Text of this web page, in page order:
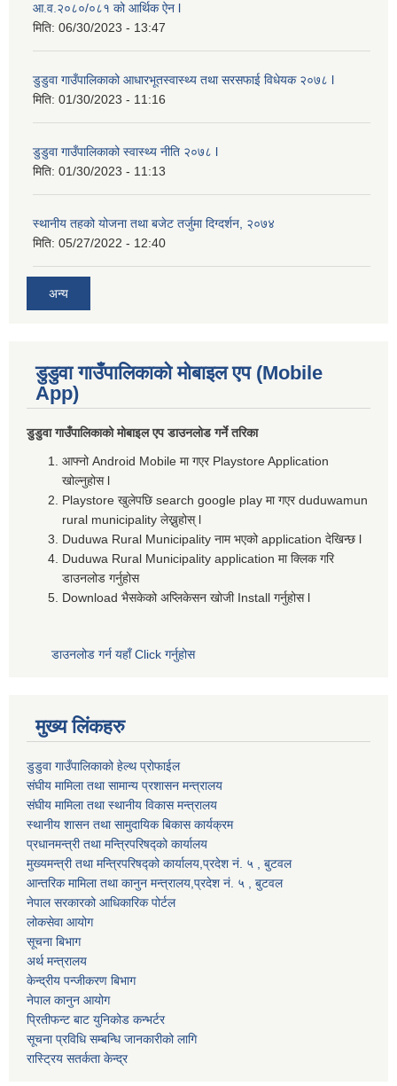
आ.व.२०८०/०८१ को आर्थिक ऐन l
मिति: 06/30/2023 - 13:47
डुडुवा गाउँपालिकाको आधारभूतस्वास्थ्य तथा सरसफाई विधेयक २०७८ l
मिति: 01/30/2023 - 11:16
डुडुवा गाउँपालिकाको स्वास्थ्य नीति २०७८ l
मिति: 01/30/2023 - 11:13
स्थानीय तहको योजना तथा बजेट तर्जुमा दिग्दर्शन, २०७४
मिति: 05/27/2022 - 12:40
अन्य
डुडुवा गाउँपालिकाको मोबाइल एप (Mobile
App)
डुडुवा गाउँपालिकाको मोबाइल एप डाउनलोड गर्ने तरिका
आफ्नो Android Mobile मा गएर Playstore Application
खोल्नुहोस l
Playstore खुलेपछि search google play मा गएर duduwamun
rural municipality लेख्नुहोस् l
Duduwa Rural Municipality नाम भएको application देखिन्छ l
Duduwa Rural Municipality application मा क्लिक गरि
डाउनलोड गर्नुहोस
Download भैसकेको अप्लिकेसन खोजी Install गर्नुहोस l
डाउनलोड गर्न यहाँ Click गर्नुहोस
मुख्य लिंकहरु
डुडुवा गाउँपालिकाको हेल्थ प्रोफाईल
संघीय मामिला तथा सामान्य प्रशासन मन्त्रालय
संघीय मामिला तथा स्थानीय विकास मन्त्रालय
स्थानीय शासन तथा सामुदायिक बिकास कार्यक्रम
प्रधानमन्त्री तथा मन्त्रिपरिषद्को कार्यालय
मुख्यमन्त्री तथा मन्त्रिपरिषद्को कार्यालय,प्रदेश नं. ५ , बुटवल
आन्तरिक मामिला तथा कानुन मन्त्रालय,प्रदेश नं. ५ , बुटवल
नेपाल सरकारको आधिकारिक पोर्टल
लोकसेवा आयोग
सूचना बिभाग
अर्थ मन्त्रालय
केन्द्रीय पन्जीकरण बिभाग
नेपाल कानुन आयोग
प्रितीफन्ट बाट युनिकोड कन्भर्टर
सूचना प्रविधि सम्बन्धि जानकारीको लागि
रास्ट्रिय सतर्कता केन्द्र